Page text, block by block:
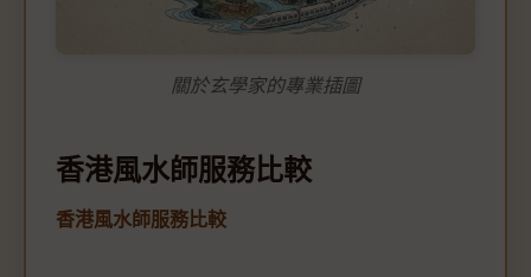
關於玄學家的專業插圖
香港風水師服務比較
香港風水師服務比較